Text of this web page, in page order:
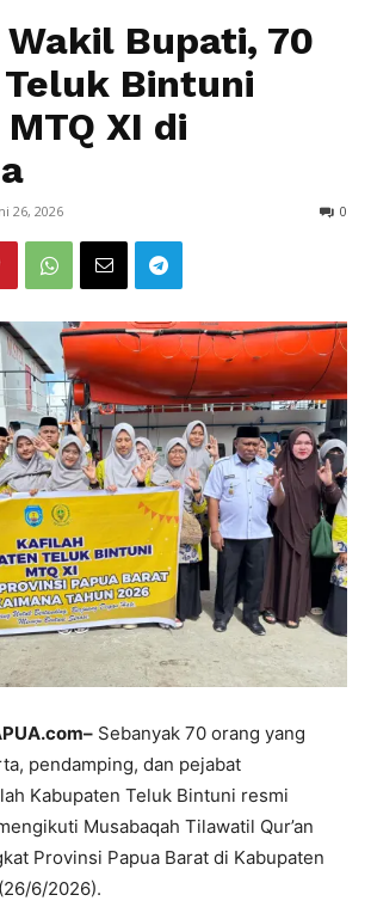
Wakil Bupati, 70
Bintuni
XI di
26, 2026 0
Sebanyak 70 orang yang
pendamping, dan pejabat
Kabupaten Teluk Bintuni resmi
Musabaqah Tilawatil Qur’an
Provinsi Papua Barat di Kabupaten
6/2026).